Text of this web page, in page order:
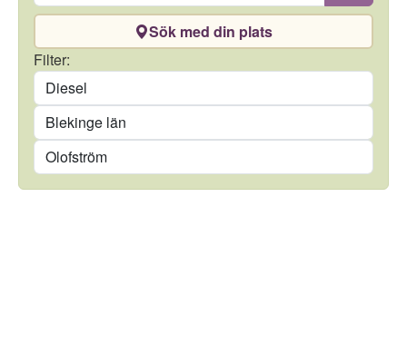
Sök med din plats
Filter:
Län
Kommun